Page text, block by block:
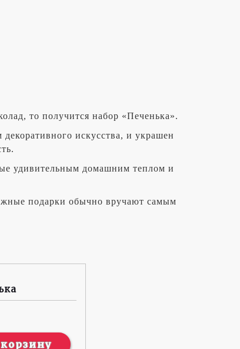
то получится набор «Печенька».
искусства, и украшен
удивительным домашним теплом и
подарки обычно вручают самым